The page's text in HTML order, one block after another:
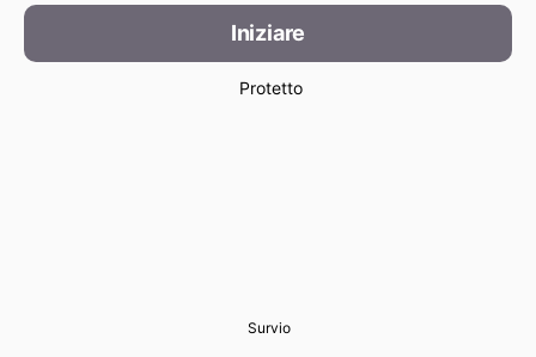
Iniziare
Protetto
Survio